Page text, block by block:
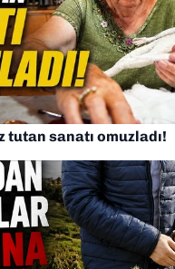
tutan sanatı omuzladı!